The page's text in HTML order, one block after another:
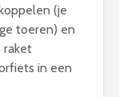
(je
toeren) en
raket
in een